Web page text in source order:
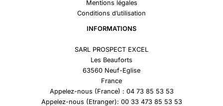
Mentions légales
Conditions d’utilisation
INFORMATIONS
SARL PROSPECT EXCEL
Les Beauforts
63560 Neuf-Eglise
France
Appelez-nous (France) : 04 73 85 53 53
Appelez-nous (Etranger): 00 33 473 85 53 53